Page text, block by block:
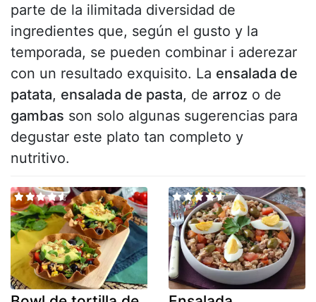
parte de la ilimitada diversidad de
ingredientes que, según el gusto y la
temporada, se pueden combinar i aderezar
con un resultado exquisito. La ensalada de
patata, ensalada de pasta, de arroz o de
gambas son solo algunas sugerencias para
degustar este plato tan completo y
nutritivo.